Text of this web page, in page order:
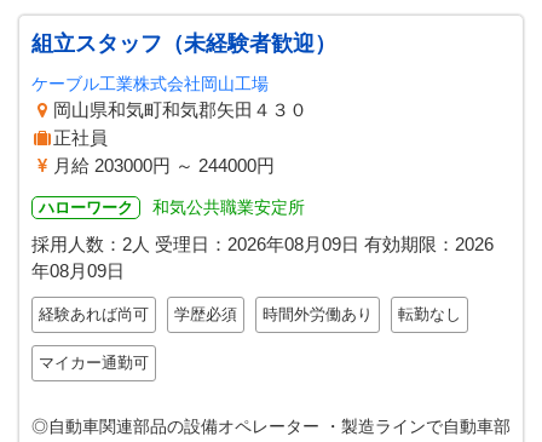
組立スタッフ（未経験者歓迎）
ケーブル工業株式会社岡山工場
岡山県和気町和気郡矢田４３０
正社員
月給 203000円 ～ 244000円
ハローワーク 和気公共職業安定所
採用人数：2人 受理日： 2026年08月09日 有効期限： 2026
年08月09日
経験あれば尚可 学歴必須 時間外労働あり 転勤なし
マイカー通勤可
◎自動車関連部品の設備オペレーター ・製造ラインで自動車部